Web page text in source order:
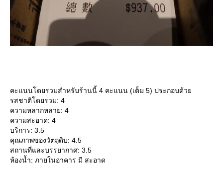
คะแนนโดยรวมสำหรับร้านนี้ 4 คะแนน (เต็ม 5) ประกอบด้ว
รสชาติโดยรวม: 4
ความหลากหลาย: 4
ความสะอาด: 4
บริการ: 3.5
คุณภาพของวัตถุดิบ: 4.5
สถานที่และบรรยากาศ: 3.5
ห้องน้ำ: ภายในอาคาร มี สะอาด